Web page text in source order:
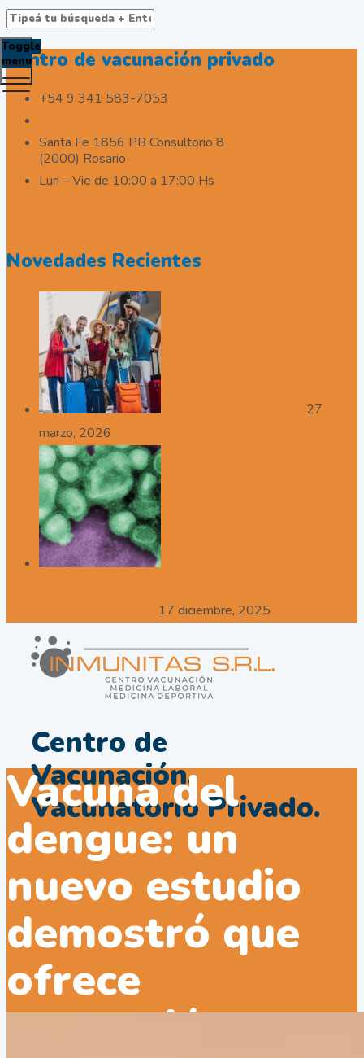
Centro de vacunación privado
+54 9 341 583-7053
Santa Fe 1856 PB Consultorio 8
(2000) Rosario
Lun – Vie de 10:00 a 17:00 Hs
Novedades Recientes
27
marzo, 2026
17 diciembre, 2025
Centro de
Vacunación.
Vacunatorio Privado.
Toggle
menu
Vacuna del
dengue: un
nuevo estudio
demostró que
ofrece
protección